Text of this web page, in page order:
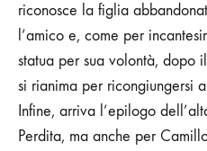
riconosce la figlia
l’amico e, come per
statua per sua volontà, dopo
si rianima per ricongiungersi
Infine, arriva l’epilogo
Perdita, ma anche per